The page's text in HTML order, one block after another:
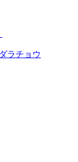
ラチョウ